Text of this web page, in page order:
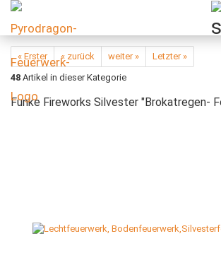
« Erster « zurück weiter »
Letzter »
48 Artikel in dieser Kategorie
Funke Fireworks Silvester "Brokatregen-